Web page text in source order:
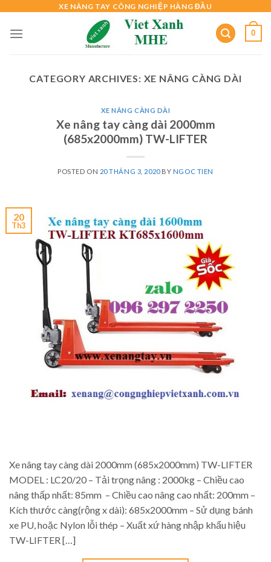
content
XE NÂNG TAY CÔNG NGHIỆP HÀNG ĐẦU
0
CATEGORY ARCHIVES: XE NÂNG CÀNG DÀI
XE NÂNG CÀNG DÀI
Xe nâng tay càng dài 2000mm
(685x2000mm) TW-LIFTER
POSTED ON 20 THÁNG 3, 2020BY NGOC TIEN
20
Th3
Xe nâng tay càng dài 2000mm (685x2000mm) TW-LIFTER
MODEL : LC20/20 – Tải trọng nâng : 2000kg – Chiều cao
nâng thấp nhất: 85mm – Chiều cao nâng cao nhất: 200mm –
Kích thước càng(rộng x dài): 685x2000mm – Sử dụng bánh
xe PU, hoặc Nylon lỗi thép – Xuất xứ hàng nhập khẩu hiệu
TW-LIFTER […]